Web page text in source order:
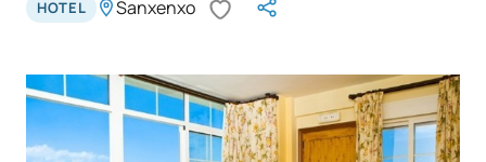
HOTEL Sanxenxo